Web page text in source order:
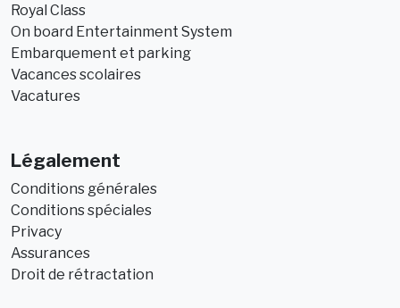
Royal Class
On board Entertainment System
Embarquement et parking
Vacances scolaires
Vacatures
Légalement
Conditions générales
Conditions spéciales
Privacy
Assurances
Droit de rétractation